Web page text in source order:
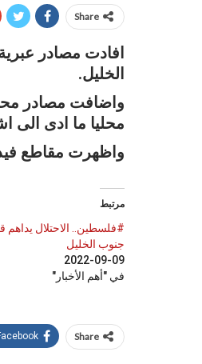
Share
الخليل.
واضافت مصادر
محليا ما ادى الى
واظهرت مقاطع
مرتبط
#فلسطين.. الاحتلال يداهم
جنوب الخليل
2022-09-09
في "أهم الأخبار"
Share